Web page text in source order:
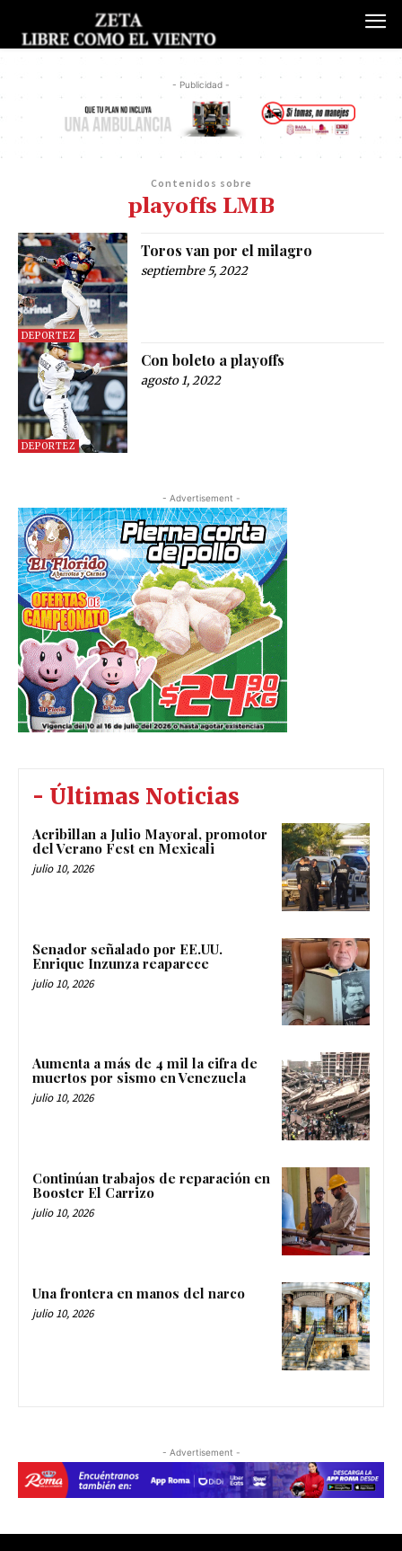
- Publicidad -
Contenidos sobre
playoffs LMB
DEPORTEZ
Toros van por el milagro
septiembre 5, 2022
DEPORTEZ
Con boleto a playoffs
agosto 1, 2022
- Advertisement -
- Últimas Noticias
Acribillan a Julio Mayoral, promotor
del Verano Fest en Mexicali
julio 10, 2026
Senador señalado por EE.UU.
Enrique Inzunza reaparece
julio 10, 2026
Aumenta a más de 4 mil la cifra de
muertos por sismo en Venezuela
julio 10, 2026
Continúan trabajos de reparación en
Booster El Carrizo
julio 10, 2026
Una frontera en manos del narco
julio 10, 2026
- Advertisement -